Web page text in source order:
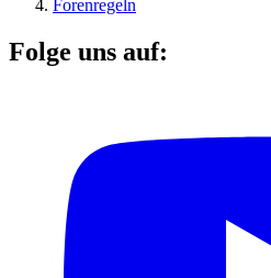
Forenregeln
Folge uns auf: